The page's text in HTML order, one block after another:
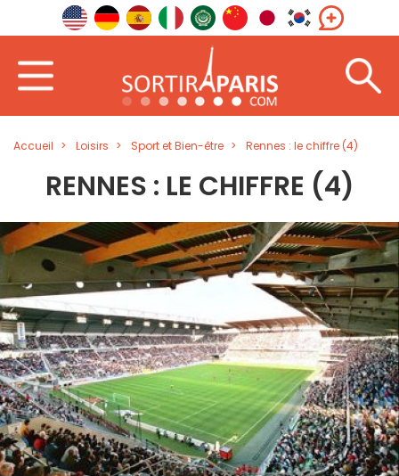
Accueil Loisirs Sport et Bien-être Rennes : le chiffre (4)
RENNES : LE CHIFFRE (4)